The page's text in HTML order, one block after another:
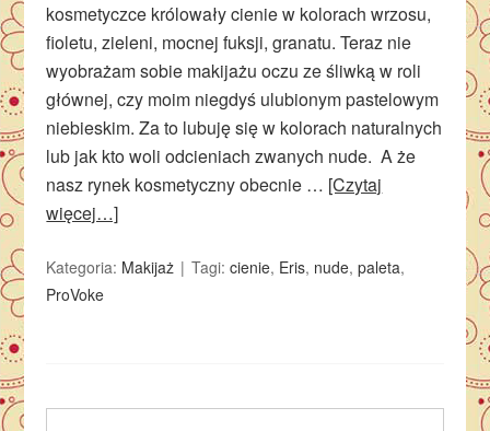
kosmetyczce królowały cienie w kolorach wrzosu,
fioletu, zieleni, mocnej fuksji, granatu. Teraz nie
wyobrażam sobie makijażu oczu ze śliwką w roli
głównej, czy moim niegdyś ulubionym pastelowym
niebieskim. Za to lubuję się w kolorach naturalnych
lub jak kto woli odcieniach zwanych nude. A że
nasz rynek kosmetyczny obecnie … [Czytaj
więcej…]
Kategoria: Makijaż Tagi:cienie, Eris, nude,paleta,
ProVoke